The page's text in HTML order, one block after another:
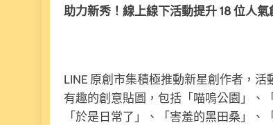
助力新秀！線上線下活動提升 18 位人
LINE 原創市集積極推動新星創作者，
有趣的創意貼圖，包括「喵嗚公園」、
「於是日常了」、「害羞的黑田桑」